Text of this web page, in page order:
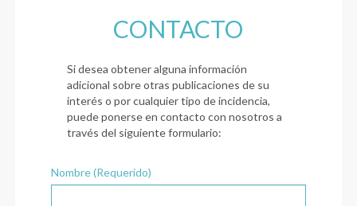
CONTACTO
Si desea obtener alguna información
adicional sobre otras publicaciones de su
interés o por cualquier tipo de incidencia,
puede ponerse en contacto con nosotros a
través del siguiente formulario:
Nombre (Requerido)